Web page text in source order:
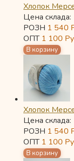
Хлопок
Цена склада:
РОЗН 1 540
ОПТ 1 100
Хлопок
Цена склада:
РОЗН 1 540
ОПТ 1 100